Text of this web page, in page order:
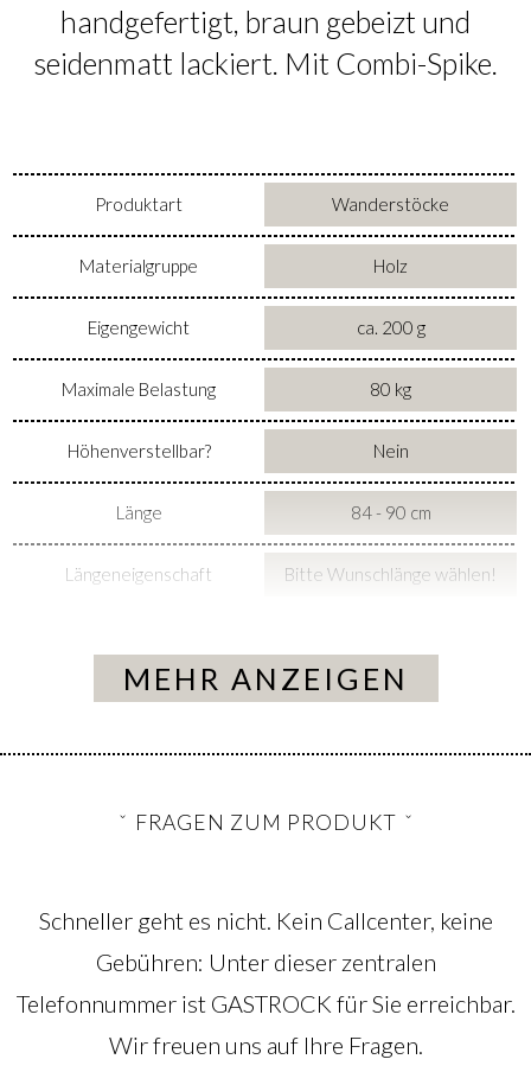
handgefertigt, braun gebeizt und
seidenmatt lackiert. Mit Combi-Spike.
Produktart Wanderstöcke
Materialgruppe Holz
Eigengewicht ca. 200 g
Maximale Belastung 80 kg
Höhenverstellbar? Nein
Länge 84 - 90 cm
Längeneigenschaft Bitte Wunschlänge wählen!
MEHR ANZEIGEN
FRAGEN ZUM PRODUKT
Schneller geht es nicht. Kein Callcenter, keine
Gebühren: Unter dieser zentralen
Telefonnummer ist GASTROCK für Sie erreichbar.
Wir freuen uns auf Ihre Fragen.